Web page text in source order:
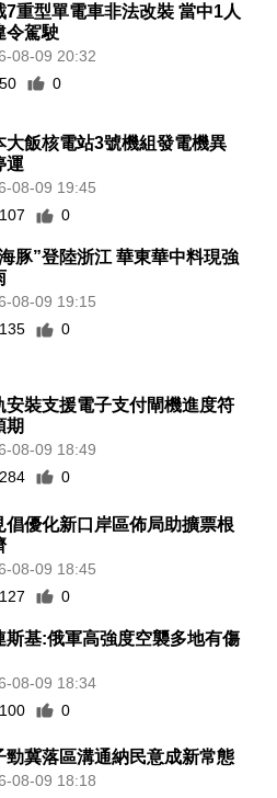
7重型單電車非法改裝 當中1人
令駕駛
08-09 20:32
50
0
大飯核電站3號機組發電機異
運
08-09 19:45
107
0
豚”登陸浙江 華東華中料現強
08-09 19:15
135
0
安裝支援電子支付閘機進度符
期
08-09 18:49
284
0
倡優化新口岸區佈局助擴票根
08-09 18:45
127
0
斯基:俄軍高強度空襲多地有傷
08-09 18:34
100
0
勁冀落區溝通納民意成新常態
08-09 18:18